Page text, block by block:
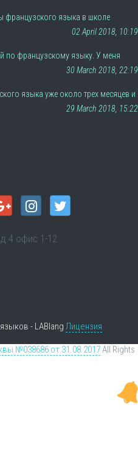
французского языка в школе
02 April 2018, 10:19
по французскому языку. У меня
30 March 2018, 22:19
языка уже около трех месяцев и
29 March 2018, 15:22
офис 1-12
- LABlang Лицензия
№038686 от 31.08.2017All Rights